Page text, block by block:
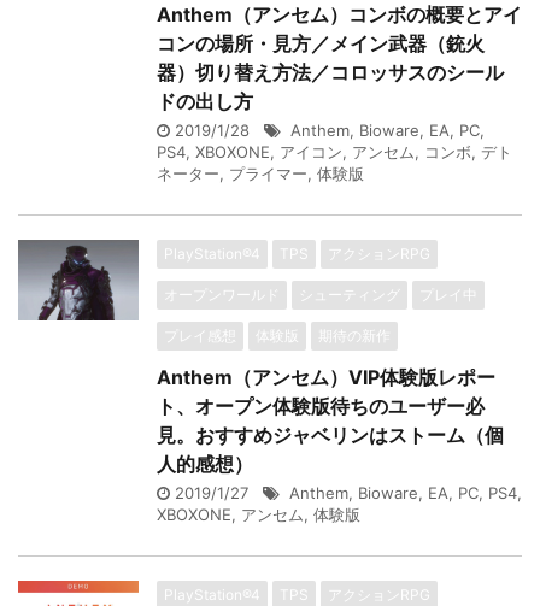
Anthem（アンセム）コンボの概要とアイ
コンの場所・見方／メイン武器（銃火
器）切り替え方法／コロッサスのシール
ドの出し方
2019/1/28 Anthem, Bioware, EA, PC,
PS4, XBOXONE, アイコン, アンセム, コンボ, デト
ネーター, プライマー, 体験版
PlayStation®4 TPS アクションRPG
オープンワールド シューティング プレイ中
プレイ感想 体験版 期待の新作
Anthem（アンセム）VIP体験版レポー
ト、オープン体験版待ちのユーザー必
見。おすすめジャベリンはストーム（個
人的感想）
2019/1/27 Anthem, Bioware, EA, PC, PS4,
XBOXONE, アンセム, 体験版
PlayStation®4 TPS アクションRPG